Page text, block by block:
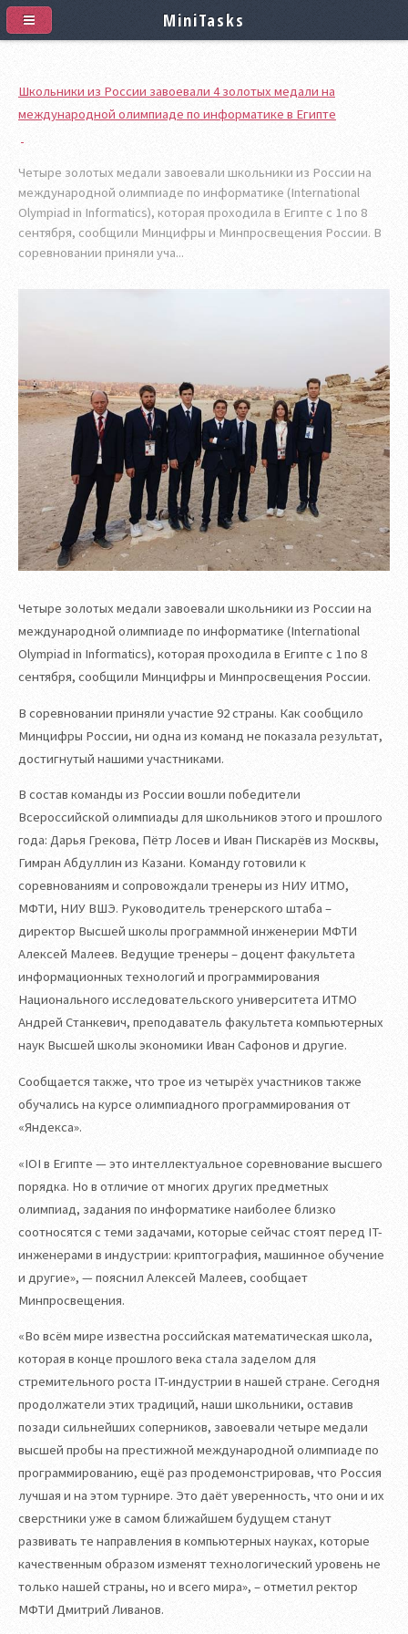
Школьники из России завоевали 4 золотых медали на
международной олимпиаде по информатике в Египте
Четыре золотых медали завоевали школьники из России на
международной олимпиаде по информатике (International
Olympiad in Informatics), которая проходила в Египте с 1 по 8
сентября, сообщили Минцифры и Минпросвещения России. В
соревновании приняли уча...
Четыре золотых медали завоевали школьники из России на
международной олимпиаде по информатике (International
Olympiad in Informatics), которая проходила в Египте с 1 по 8
сентября, сообщили Минцифры и Минпросвещения России.
В соревновании приняли участие 92 страны. Как сообщило
Минцифры России, ни одна из команд не показала результат,
достигнутый нашими участниками.
В состав команды из России вошли победители
Всероссийской олимпиады для школьников этого и прошлого
года: Дарья Грекова, Пётр Лосев и Иван Пискарёв из Москвы,
Гимран Абдуллин из Казани. Команду готовили к
соревнованиям и сопровождали тренеры из НИУ ИТМО,
МФТИ, НИУ ВШЭ. Руководитель тренерского штаба –
директор Высшей школы программной инженерии МФТИ
Алексей Малеев. Ведущие тренеры – доцент факультета
информационных технологий и программирования
Национального исследовательского университета ИТМО
Андрей Станкевич, преподаватель факультета компьютерных
наук Высшей школы экономики Иван Сафонов и другие.
Сообщается также, что трое из четырёх участников также
обучались на курсе олимпиадного программирования от
«Яндекса».
«IOI в Египте — это интеллектуальное соревнование высшего
порядка. Но в отличие от многих других предметных
олимпиад, задания по информатике наиболее близко
соотносятся с теми задачами, которые сейчас стоят перед IT-
инженерами в индустрии: криптография, машинное обучение
и другие», — пояснил Алексей Малеев, сообщает
Минпросвещения.
«Во всём мире известна российская математическая школа,
которая в конце прошлого века стала заделом для
стремительного роста IT-индустрии в нашей стране. Сегодня
продолжатели этих традиций, наши школьники, оставив
позади сильнейших соперников, завоевали четыре медали
высшей пробы на престижной международной олимпиаде по
программированию, ещё раз продемонстрировав, что Россия
лучшая и на этом турнире. Это даёт уверенность, что они и их
сверстники уже в самом ближайшем будущем станут
развивать те направления в компьютерных науках, которые
качественным образом изменят технологический уровень не
только нашей страны, но и всего мира», – отметил ректор
МФТИ Дмитрий Ливанов.
MiniTasks